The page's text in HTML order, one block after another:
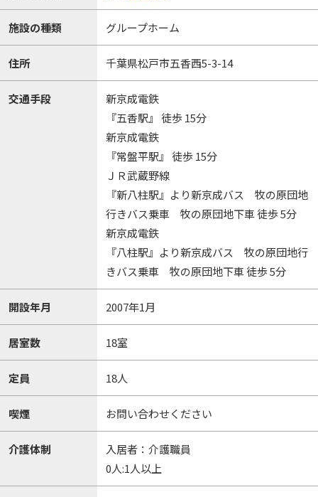
施設の種類 グループホーム
住所 千葉県松戸市五香西5-3-14
交通手段
新京成電鉄
『五香駅』 徒歩 15分
新京成電鉄
『常盤平駅』 徒歩 15分
ＪＲ武蔵野線
『新八柱駅』より新京成バス 牧の原団地
行きバス乗車 牧の原団地下車 徒歩 5分
新京成電鉄
『八柱駅』より新京成バス 牧の原団地行
きバス乗車 牧の原団地下車 徒歩 5分
開設年月 2007年1月
居室数 18室
定員 18人
喫煙 お問い合わせください
介護体制
入居者：介護職員
0人:1人以上